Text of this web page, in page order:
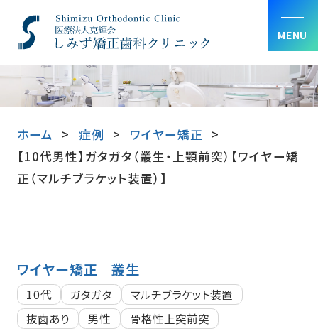
MENU
ホーム 症例
ワイヤー矯正
【10代男性】ガタガタ（叢生・上顎前突）【ワイヤー矯
正（マルチブラケット装置）】
ワイヤー矯正 叢生
10代 ガタガタ
マルチブラケット装置
抜歯あり
男性
骨格性上突前突